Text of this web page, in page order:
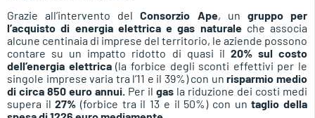
Grazie all’intervento delConsorzio Ape, un gruppo per
l’acquisto di energia elettrica e gas naturaleche associa
alcune centinaia di imprese del territorio, le aziende possono
contare su un impatto ridotto di quasi il 20% sul costo
dell’energia elettrica(la forbice degli sconti effettivi per le
singole imprese varia tra l’11 e il 39%) con unrisparmio medio
di circa 850 euro annui. Per il gas la riduzione dei costi medi
supera il27% (forbice tra il 13 e il 50%) con untaglio della